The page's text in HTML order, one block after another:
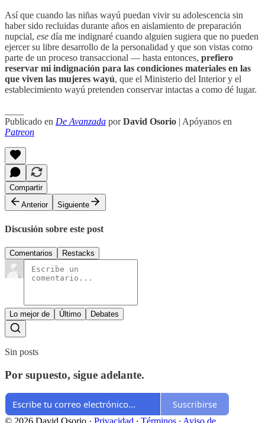
Así que cuando las niñas wayú puedan vivir su adolescencia sin
haber sido recluidas durante años en aislamiento de preparación
nupcial, ese día me indignaré cuando alguien sugiera que no pueden
ejercer su libre desarrollo de la personalidad y que son vistas como
parte de un proceso transaccional — hasta entonces, prefiero
reservar mi indignación para las condiciones materiales en las
que viven las mujeres wayú, que el Ministerio del Interior y el
establecimiento wayú pretenden conservar intactas a como dé lugar.
Publicado en De Avanzada porDavid Osorio | Apóyanos en
Patreon
Compartir
Anterior
Siguiente
Discusión sobre este post
Comentarios Restacks
Lo mejor de Último Debates
Sin posts
Por supuesto, sigue adelante.
Suscribirse